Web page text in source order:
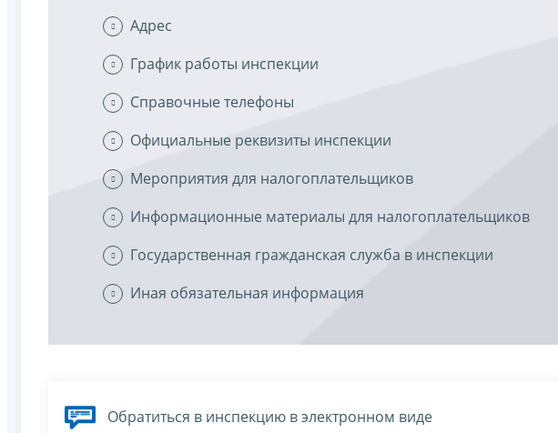
Адрес
График работы инспекции
Справочные телефоны
Официальные реквизиты инспекции
Мероприятия для налогоплательщиков
Информационные материалы для налогоплательщиков
Государственная гражданская служба в инспекции
Иная обязательная информация
Обратиться в инспекцию в электронном виде